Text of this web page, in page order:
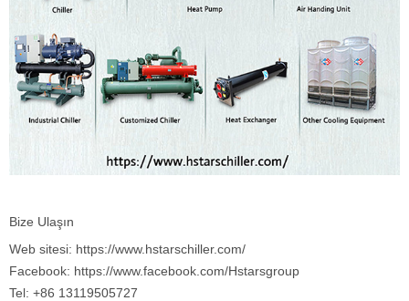
Bize Ulaşın
Web sitesi: https://www.hstarschiller.com/
Facebook: https://www.facebook.com/Hstarsgroup
Tel: +86 13119505727